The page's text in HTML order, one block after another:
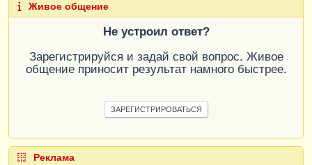
Живое общение
Не устроил ответ?
Зарегистрируйся и задай свой вопрос. Живое
общение приносит результат намного быстрее.
ЗАРЕГИСТРИРОВАТЬСЯ
Реклама